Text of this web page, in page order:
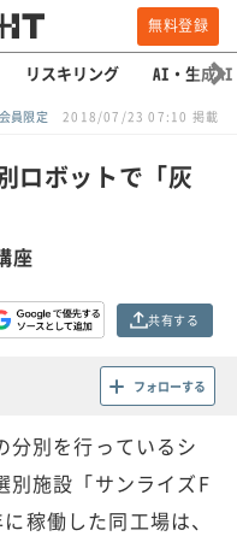
無料登録
リスキリング AI・生成AI
会員限定 2018/07/23 07:10 掲載
ロボットで「灰
座
共有する
フォローする
分別を行っているシ
別施設「サンライズF
稼働した同工場は、